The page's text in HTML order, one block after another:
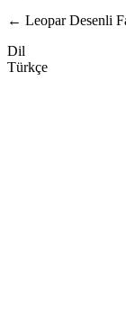
← Leopar Desenli
Dil
Türkçe